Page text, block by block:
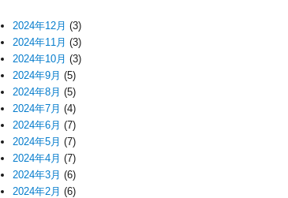
2024年12月 (3)
2024年11月 (3)
2024年10月 (3)
2024年9月 (5)
2024年8月 (5)
2024年7月 (4)
2024年6月 (7)
2024年5月 (7)
2024年4月 (7)
2024年3月 (6)
2024年2月 (6)